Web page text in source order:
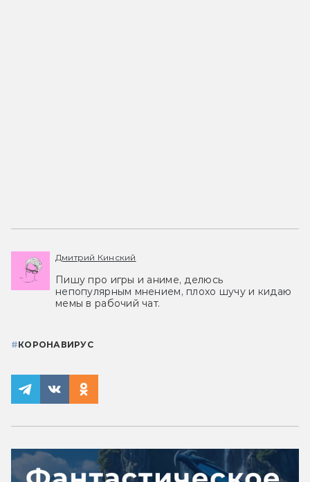
Дмитрий Кинский
Пишу про игры и аниме, делюсь
непопулярным мнением, плохо шучу и кидаю
мемы в рабочий чат.
#КОРОНАВИРУС